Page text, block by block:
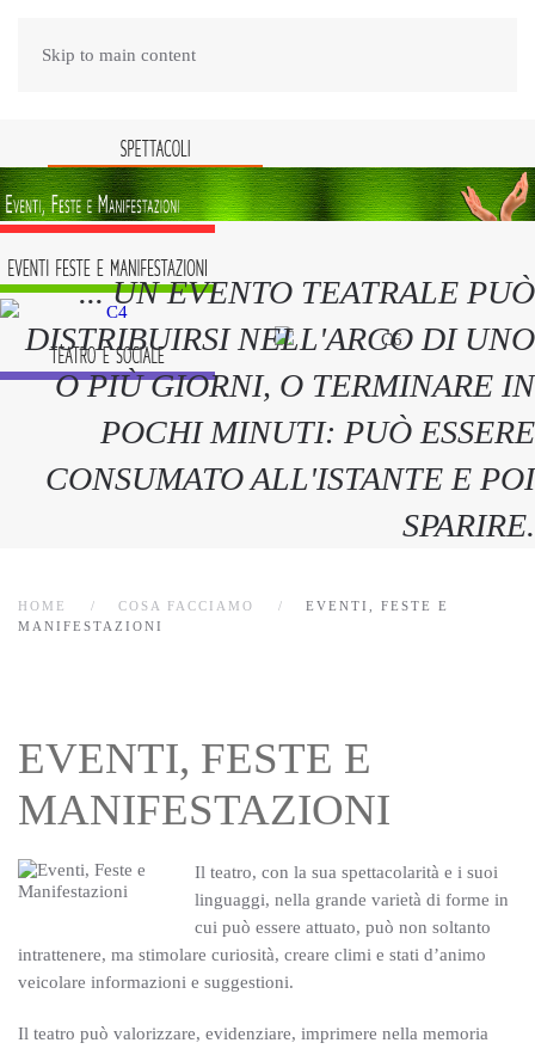
Skip to main content
... UN EVENTO TEATRALE PUÒ
DISTRIBUIRSI NELL'ARCO DI UNO
O PIÙ GIORNI, O TERMINARE IN
POCHI MINUTI: PUÒ ESSERE
CONSUMATO ALL'ISTANTE E POI
SPARIRE.
HOME COSA FACCIAMO
EVENTI, FESTE E
MANIFESTAZIONI
EVENTI, FESTE E
MANIFESTAZIONI
Il teatro, con la sua spettacolarità e i suoi
linguaggi, nella grande varietà di forme in
cui può essere attuato, può non soltanto
intrattenere, ma stimolare curiosità, creare climi e stati d’animo
veicolare informazioni e suggestioni.
Il teatro può valorizzare, evidenziare, imprimere nella memoria